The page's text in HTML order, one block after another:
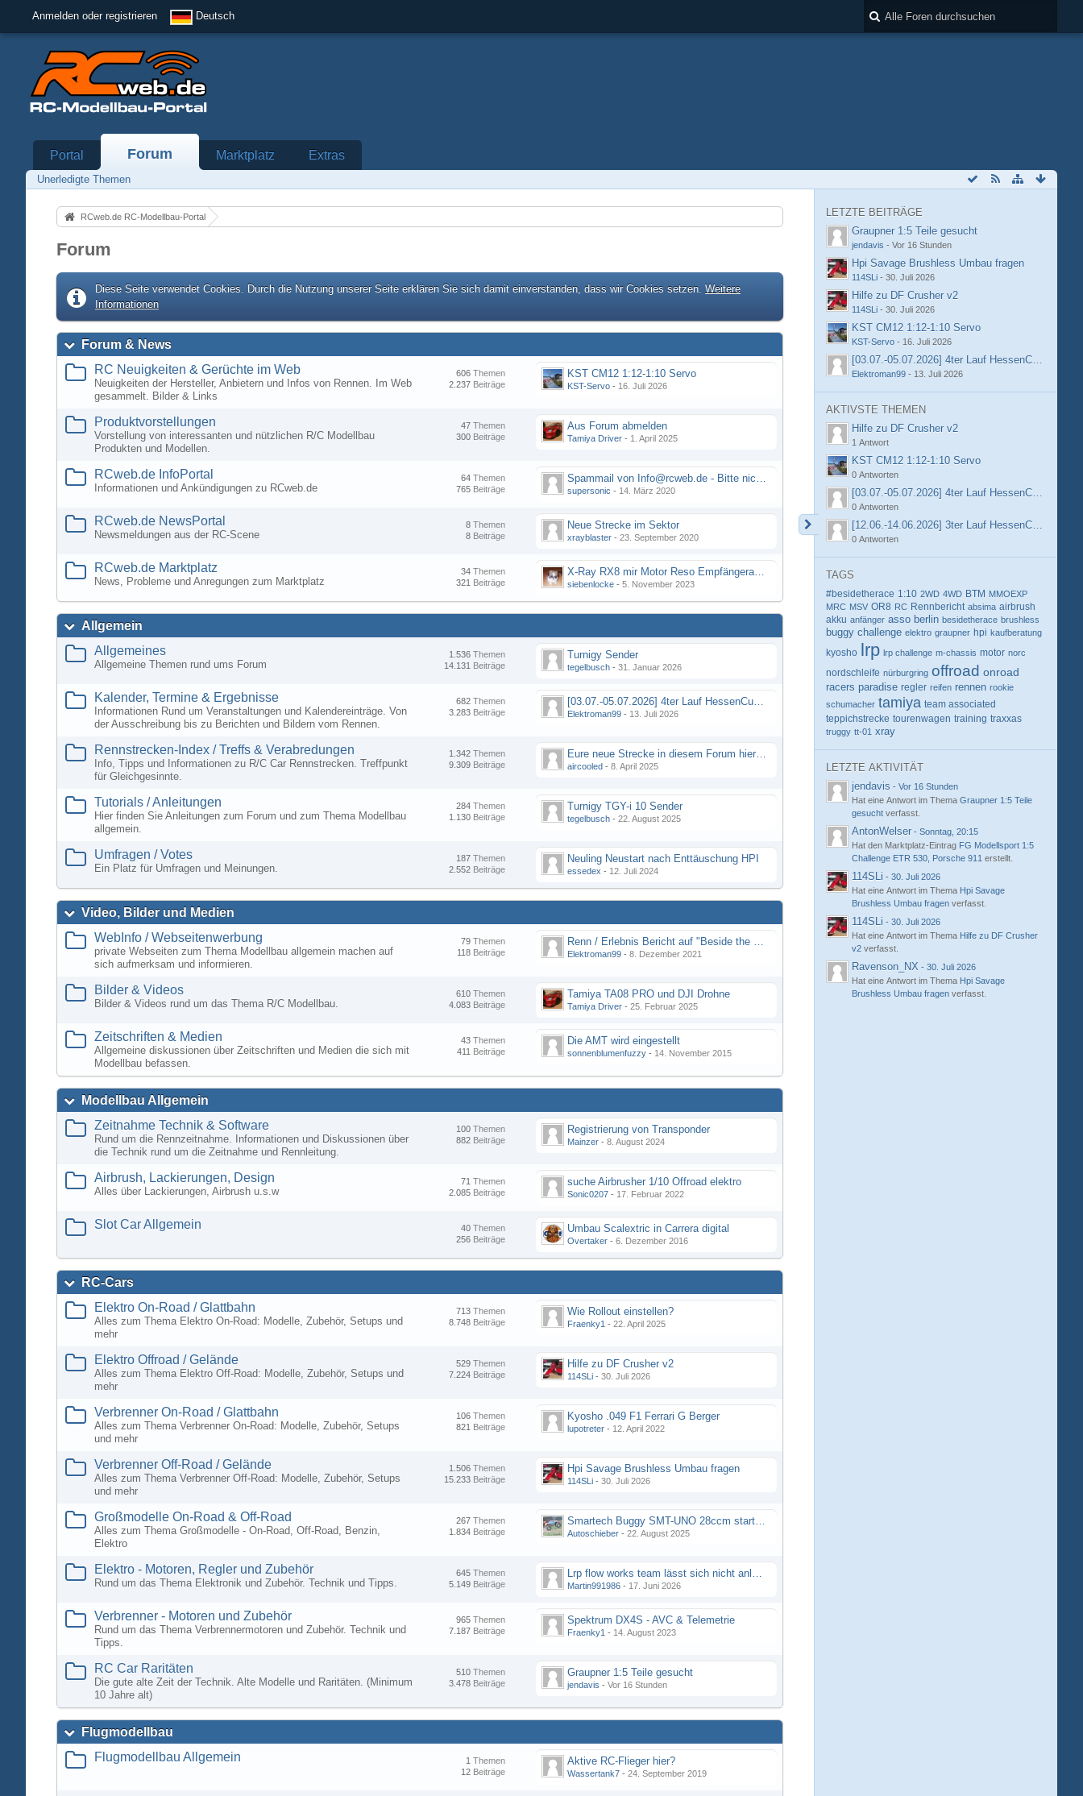
Anmelden oder registrieren Deutsch
Portal Forum Marktplatz Extras
Unerledigte Themen
RCweb.de RC-Modellbau-Portal
Forum
Diese Seite verwendet Cookies. Durch die Nutzung unserer Seite erklären Sie sich damit einverstanden, dass wir Cookies setzen. Weitere
Informationen
Forum & News
RC Neuigkeiten & Gerüchte im Web
Neuigkeiten der Hersteller, Anbietern und Infos von Rennen. Im Web
gesammelt. Bilder & Links
Themen
606
Beiträge
2.237
KST CM12 1:12-1:10 Servo
KST-Servo - 16. Juli 2026
Produktvorstellungen
Vorstellung von interessanten und nützlichen R/C Modellbau
Produkten und Modellen.
Themen
47
Beiträge
300
Aus Forum abmelden
Tamiya Driver - 1. April 2025
RCweb.de InfoPortal
Informationen und Ankündigungen zu RCweb.de
Themen
64
Beiträge
765
Spammail von Info@rcweb.de - Bitte nicht auf den Link klicken
supersonic - 14. März 2020
RCweb.de NewsPortal
Newsmeldungen aus der RC-Scene
Themen
8
Beiträge
8
Neue Strecke im Sektor
xrayblaster - 23. September 2020
RCweb.de Marktplatz
News, Probleme und Anregungen zum Marktplatz
Themen
34
Beiträge
321
X-Ray RX8 mir Motor Reso Empfängerakku
siebenlocke - 5. November 2023
Allgemein
Allgemeines
Allgemeine Themen rund ums Forum
Themen
1.536
Beiträge
14.131
Turnigy Sender
tegelbusch - 31. Januar 2026
Kalender, Termine & Ergebnisse
Informationen Rund um Veranstaltungen und Kalendereinträge. Von
der Ausschreibung bis zu Berichten und Bildern vom Rennen.
Themen
682
Beiträge
3.283
[03.07.-05.07.2026] 4ter Lauf HessenCup OR8 / OR8E 2026 beim MSV Linsengericht e.V.
Elektroman99 - 13. Juli 2026
Rennstrecken-Index / Treffs & Verabredungen
Info, Tipps und Informationen zu R/C Car Rennstrecken. Treffpunkt
für Gleichgesinnte.
Themen
1.342
Beiträge
9.309
Eure neue Strecke in diesem Forum hier posten
aircooled - 8. April 2025
Tutorials / Anleitungen
Hier finden Sie Anleitungen zum Forum und zum Thema Modellbau
allgemein.
Themen
284
Beiträge
1.130
Turnigy TGY-i 10 Sender
tegelbusch - 22. August 2025
Umfragen / Votes
Ein Platz für Umfragen und Meinungen.
Themen
187
Beiträge
2.552
Neuling Neustart nach Enttäuschung HPI
essedex - 12. Juli 2024
Video, Bilder und Medien
WebInfo / Webseitenwerbung
private Webseiten zum Thema Modellbau allgemein machen auf
sich aufmerksam und informieren.
Themen
79
Beiträge
118
Renn / Erlebnis Bericht auf "Beside the Race"
Elektroman99 - 8. Dezember 2021
Bilder & Videos
Bilder & Videos rund um das Thema R/C Modellbau.
Themen
610
Beiträge
4.083
Tamiya TA08 PRO und DJI Drohne
Tamiya Driver - 25. Februar 2025
Zeitschriften & Medien
Allgemeine diskussionen über Zeitschriften und Medien die sich mit
Modellbau befassen.
Themen
43
Beiträge
411
Die AMT wird eingestellt
sonnenblumenfuzzy - 14. November 2015
Modellbau Allgemein
Zeitnahme Technik & Software
Rund um die Rennzeitnahme. Informationen und Diskussionen über
die Technik rund um die Zeitnahme und Rennleitung.
Themen
100
Beiträge
882
Registrierung von Transponder
Mainzer - 8. August 2024
Airbrush, Lackierungen, Design
Alles über Lackierungen, Airbrush u.s.w
Themen
71
Beiträge
2.085
suche Airbrusher 1/10 Offroad elektro
Sonic0207 - 17. Februar 2022
Slot Car Allgemein Themen
40
Beiträge
256
Umbau Scalextric in Carrera digital
Overtaker - 6. Dezember 2016
RC-Cars
Elektro On-Road / Glattbahn
Alles zum Thema Elektro On-Road: Modelle, Zubehör, Setups und
mehr
Themen
713
Beiträge
8.748
Wie Rollout einstellen?
Fraenky1 - 22. April 2025
Elektro Offroad / Gelände
Alles zum Thema Elektro Off-Road: Modelle, Zubehör, Setups und
mehr
Themen
529
Beiträge
7.224
Hilfe zu DF Crusher v2
114SLi - 30. Juli 2026
Verbrenner On-Road / Glattbahn
Alles zum Thema Verbrenner On-Road: Modelle, Zubehör, Setups
und mehr
Themen
106
Beiträge
821
Kyosho .049 F1 Ferrari G Berger
lupotreter - 12. April 2022
Verbrenner Off-Road / Gelände
Alles zum Thema Verbrenner Off-Road: Modelle, Zubehör, Setups
und mehr
Themen
1.506
Beiträge
15.233
Hpi Savage Brushless Umbau fragen
114SLi - 30. Juli 2026
Großmodelle On-Road & Off-Road
Alles zum Thema Großmodelle - On-Road, Off-Road, Benzin,
Elektro
Themen
267
Beiträge
1.834
Smartech Buggy SMT-UNO 28ccm startet nicht
Autoschieber - 22. August 2025
Elektro - Motoren, Regler und Zubehör
Rund um das Thema Elektronik und Zubehör. Technik und Tipps.
Themen
645
Beiträge
5.149
Lrp flow works team lässt sich nicht anlernen
Martin991986 - 17. Juni 2026
Verbrenner - Motoren und Zubehör
Rund um das Thema Verbrennermotoren und Zubehör. Technik und
Tipps.
Themen
965
Beiträge
7.187
Spektrum DX4S - AVC & Telemetrie
Fraenky1 - 14. August 2023
RC Car Raritäten
Die gute alte Zeit der Technik. Alte Modelle und Raritäten. (Minimum
10 Jahre alt)
Themen
510
Beiträge
3.478
Graupner 1:5 Teile gesucht
jendavis - Vor 16 Stunden
Flugmodellbau
Flugmodellbau Allgemein
Themen
1
Beiträge
12
Aktive RC-Flieger hier?
Wassertank7 - 24. September 2019
LETZTE BEITRÄGE
Graupner 1:5 Teile gesucht
jendavis - Vor 16 Stunden
Hpi Savage Brushless Umbau fragen
114SLi - 30. Juli 2026
Hilfe zu DF Crusher v2
114SLi - 30. Juli 2026
KST CM12 1:12-1:10 Servo
KST-Servo - 16. Juli 2026
[03.07.-05.07.2026] 4ter Lauf HessenCup OR8 /
Elektroman99 - 13. Juli 2026
AKTIVSTE THEMEN
Hilfe zu DF Crusher v2
1 Antwort
KST CM12 1:12-1:10 Servo
0 Antworten
[03.07.-05.07.2026] 4ter Lauf HessenCup OR8 /
0 Antworten
[12.06.-14.06.2026] 3ter Lauf HessenCup OR8 /
0 Antworten
TAGS
#besidetherace 1:10 2WD 4WD BTM MMOEXP
MRC MSV OR8 RC Rennbericht absima airbrush
akku anfänger asso berlin besidetherace brushless
buggy challenge elektro graupner hpi kaufberatung
kyosho lrp lrp challenge m-chassis motor norc
nordschleife nürburgring offroad onroad
racers paradise regler reifen rennen rookie
schumacher tamiya team associated
teppichstrecke tourenwagen training traxxas
truggy tt-01 xray
LETZTE AKTIVITÄT
jendavis - Vor 16 Stunden
Hat eine Antwort im Thema Graupner 1:5 Teile
gesucht verfasst.
AntonWelser - Sonntag, 20:15
Hat den Marktplatz-Eintrag FG Modellsport 1:5
Challenge ETR 530, Porsche 911 erstellt.
114SLi - 30. Juli 2026
Hat eine Antwort im Thema Hpi Savage
Brushless Umbau fragen verfasst.
114SLi - 30. Juli 2026
Hat eine Antwort im Thema Hilfe zu DF Crusher
v2 verfasst.
Ravenson_NX - 30. Juli 2026
Hat eine Antwort im Thema Hpi Savage
Brushless Umbau fragen verfasst.